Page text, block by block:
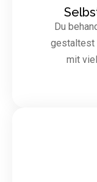
Du
gestaltest
mit